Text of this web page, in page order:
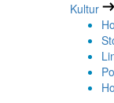
Kultur